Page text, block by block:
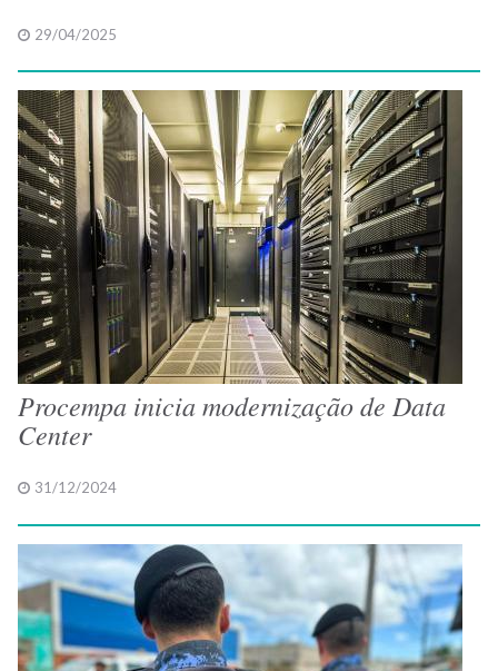
29/04/2025
Procempa inicia modernização de Data
Center
31/12/2024